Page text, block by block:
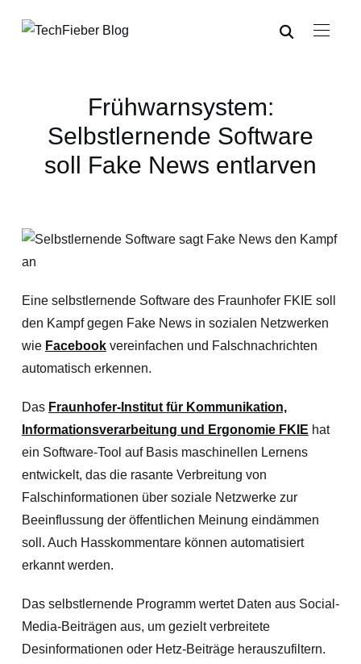
Frühwarnsystem:
Selbstlernende Software
soll Fake News entlarven
Eine selbstlernende Software des Fraunhofer FKIE soll
den Kampf gegen Fake News in sozialen Netzwerken
wie Facebookvereinfachen und Falschnachrichten
automatisch erkennen.
Das Fraunhofer-Institut für Kommunikation,
Informationsverarbeitung und Ergonomie FKIE hat
ein Software-Tool auf Basis maschinellen Lernens
entwickelt, das die rasante Verbreitung von
Falschinformationen über soziale Netzwerke zur
Beeinflussung der öffentlichen Meinung eindämmen
soll. Auch Hasskommentare können automatisiert
erkannt werden.
Das selbstlernende Programm wertet Daten aus Social-
Media-Beiträgen aus, um gezielt verbreitete
Desinformationen oder Hetz-Beiträge herauszufiltern.